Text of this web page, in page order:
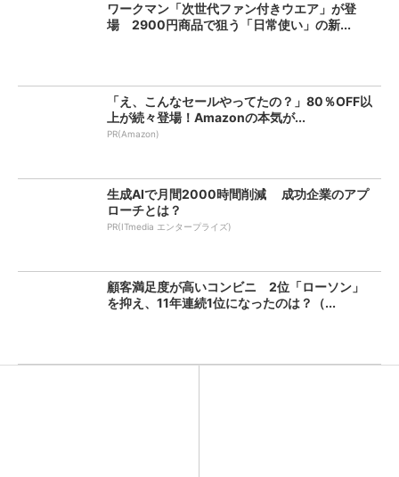
ワークマン「次世代ファン付きウエア」が登
場 2900円商品で狙う「日常使い」の新...
「え、こんなセールやってたの？」80％OFF以
上が続々登場！Amazonの本気が...
PR(Amazon)
生成AIで月間2000時間削減 成功企業のアプ
ローチとは？
PR(ITmedia エンタープライズ)
顧客満足度が高いコンビニ 2位「ローソン」
を抑え、11年連続1位になったのは？（...